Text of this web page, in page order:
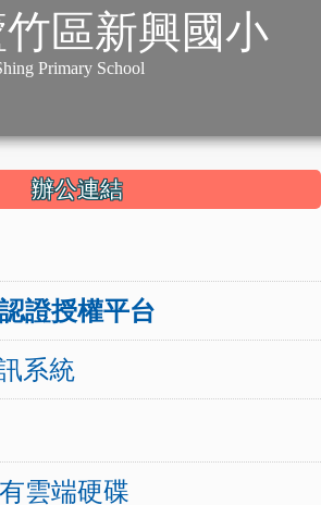
區新興國小
Primary School
辦公連結
證授權平台
系統
雲端硬碟